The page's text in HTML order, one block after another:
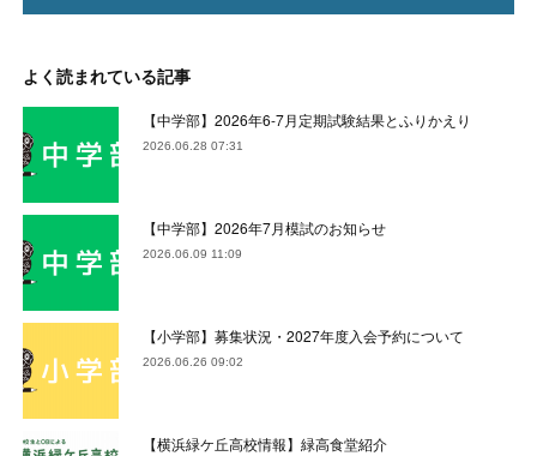
よく読まれている記事
【中学部】2026年6-7月定期試験結果とふりかえり
2026.06.28 07:31
【中学部】2026年7月模試のお知らせ
2026.06.09 11:09
【小学部】募集状況・2027年度入会予約について
2026.06.26 09:02
【横浜緑ケ丘高校情報】緑高食堂紹介